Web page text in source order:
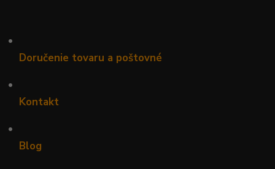
•
Doručenie tovaru a poštovné
•
Kontakt
•
Blog